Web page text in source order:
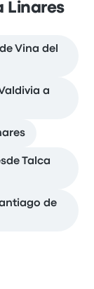
Linares
Vina del
a
Talca
de